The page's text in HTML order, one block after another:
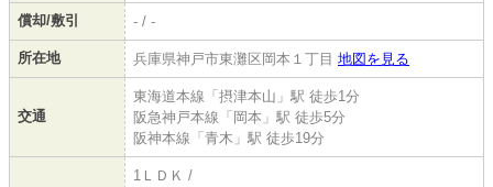
償却/敷引 - / -
所在地 兵庫県神戸市東灘区岡本１丁目 地図を見る
交通
東海道本線「摂津本山」駅 徒歩1分
阪急神戸本線「岡本」駅 徒歩5分
阪神本線「青木」駅 徒歩19分
1ＬＤＫ /